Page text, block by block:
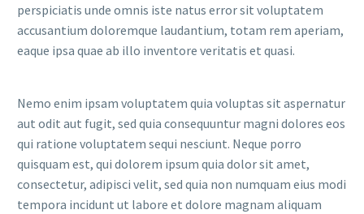
perspiciatis unde omnis iste natus error sit voluptatem
accusantium doloremque laudantium, totam rem aperiam,
eaque ipsa quae ab illo inventore veritatis et quasi.
Nemo enim ipsam voluptatem quia voluptas sit aspernatur
aut odit aut fugit, sed quia consequuntur magni dolores eos
qui ratione voluptatem sequi nesciunt. Neque porro
quisquam est, qui dolorem ipsum quia dolor sit amet,
consectetur, adipisci velit, sed quia non numquam eius modi
tempora incidunt ut labore et dolore magnam aliquam